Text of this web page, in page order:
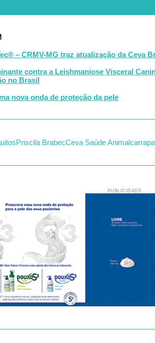
– CRMV-MG traz atualização da Ceva
contra a Leishmaniose Visceral
no Brasil
nova onda de proteção da pele
Priscila BrabecCeva Saúde Animal
PUBLICIDADE